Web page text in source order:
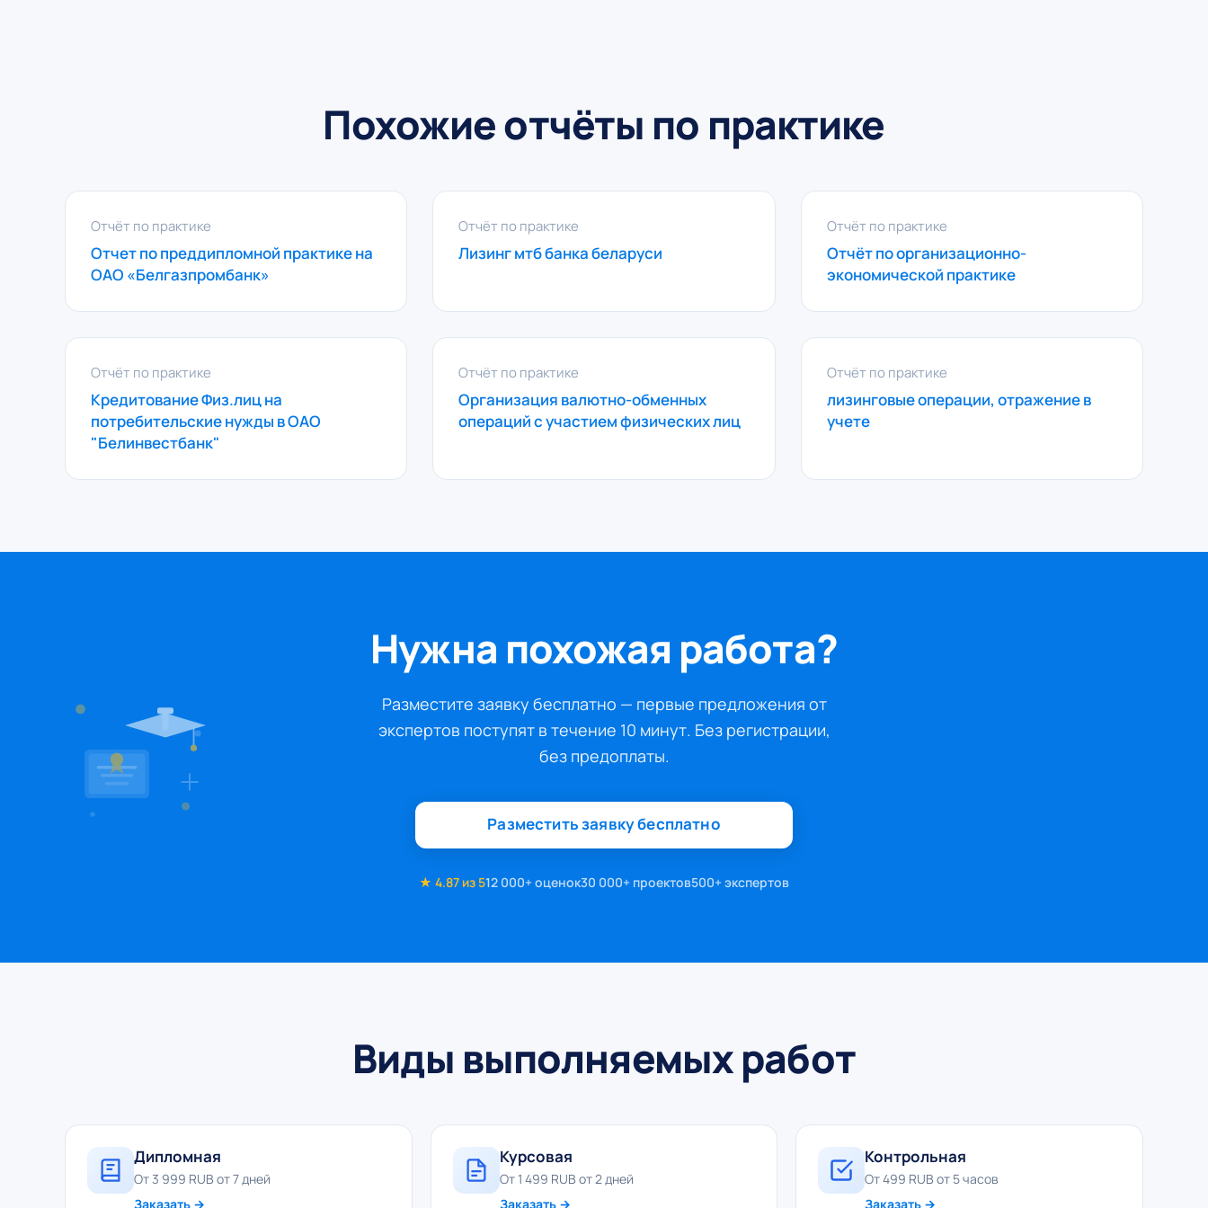
Похожие отчёты по практике
Отчёт по практике
Отчет по преддипломной практике на
ОАО «Белгазпромбанк»
Отчёт по практике
Лизинг мтб банка беларуси
Отчёт по практике
Отчёт по организационно-
экономической практике
Отчёт по практике
Кредитование Физ.лиц на
потребительские нужды в ОАО
"Белинвестбанк"
Отчёт по практике
Организация валютно-обменных
операций с участием физических лиц
Отчёт по практике
лизинговые операции, отражение в
учете
Нужна похожая работа?
Разместите заявку бесплатно — первые предложения от
экспертов поступят в течение 10 минут. Без регистрации,
без предоплаты.
Разместить заявку бесплатно
★ 4.87 из 512 000+ оценок30 000+ проектов500+ экспертов
Виды выполняемых работ
Дипломная
От 3 999 RUB от 7 дней
Заказать →
Курсовая
От 1 499 RUB от 2 дней
Заказать →
Контрольная
От 499 RUB от 5 часов
Заказать →